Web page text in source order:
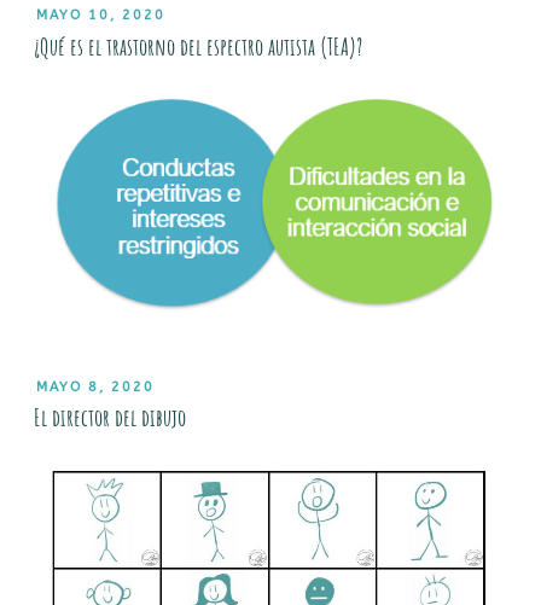
PUBLICADO
EL
MAYO 10, 2020
¿Qué es el trastorno del espectro autista (TEA)?
PUBLICADO
EL
MAYO 8, 2020
El director del dibujo